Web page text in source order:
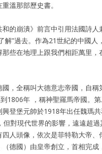
溫那部歷史書。
的崩潰》前言中引用法國詩人
解”過去。作為21世紀的中國
些在地理上跟我們相距萬里
，全稱叫大德意志帝國，自
1806年 ，稱神聖羅馬帝國。
登堡元帥於1918年出任魏瑪
對現代世界的影響，遠遠超過
四人頭像，依次是菲特勒大帝
德國）由皇帝創立，首相完成